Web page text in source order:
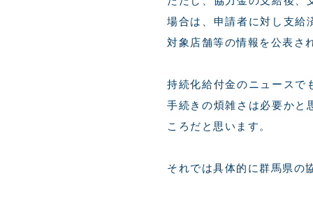
場合は、申請者に対し支給
対象店舗等の情報を公表さ
持続化給付金のニュースで
手続きの煩雑さは必要かと
ころだと思います。
それでは具体的に群馬県の